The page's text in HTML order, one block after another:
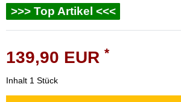
>>> Top Artikel <<<
139,90 EUR *
Inhalt 1 Stück